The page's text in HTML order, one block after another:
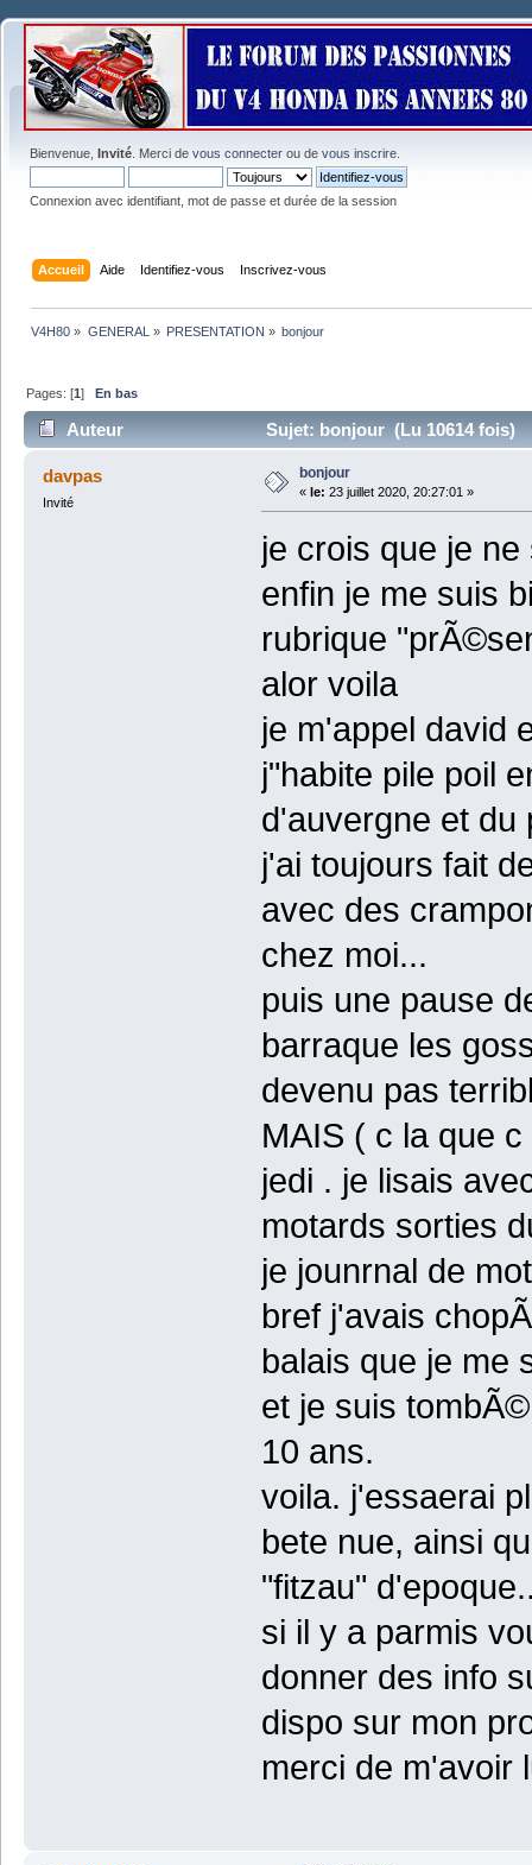
Bienvenue, Invité . Merci de vous connecter ou de vous inscrire
Connexion avec identifiant, mot de passe et durée de la session
Accueil Aide Identifiez-vous Inscrivez-vous
V4H80 » GENERAL » PRESENTATION » bonjour
Pages: [1]En bas
Auteur Sujet: bonjour (Lu 10614 fois)
davpas
Invité
bonjour
« le: 23 juillet 2020, 20:27:01 »
je crois que je
enfin je me suis
rubrique
alor voila
je m'appel david
j"habite pile poil
d'auvergne et du
j'ai toujours fait
avec des
chez moi...
puis une pause
barraque les
devenu pas
MAIS ( c la que
jedi . je lisais
motards sorties
je jounrnal de
bref j'avais
balais que je me
et je suis
10 ans.
voila. j'essaerai
bete nue, ainsi
"fitzau"
si il y a parmis
donner des info
dispo sur mon
merci de m'avoir